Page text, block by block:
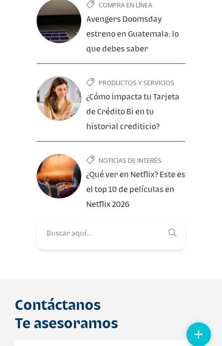
COMPRA EN LÍNEA
Avengers Doomsday
estreno en Guatemala: lo
que debes saber
PRODUCTOS Y SERVICIOS
¿Cómo impacta tu Tarjeta
de Crédito Bi en tu
historial crediticio?
NOTICIAS DE INTERÉS
¿Qué ver en Netflix? Este es
el top 10 de películas en
Netflix 2026
Contáctanos
Te asesoramos